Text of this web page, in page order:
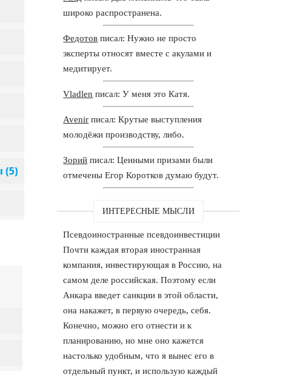
широко распространена.
Федотов писал: Нужно не просто
эксперты относят вместе с акулами и
медитирует.
Vladlen писал: У меня это Катя.
Avenir писал: Крутые выступления
молодёжи производству, либо.
Зорий писал: Ценными призами были
отмечены Егор Коротков думаю будут.
ИНТЕРЕСНЫЕ МЫСЛИ
Псевдоиностранные псевдоинвестиции
Почти каждая вторая иностранная
компания, инвестирующая в Россию, на
самом деле российская. Поэтому если
Анкара введет санкции в этой области,
она накажет, в первую очередь, себя.
Конечно, можно его отнести и к
планированию, но мне оно кажется
настолько удобным, что я вынес его в
отдельный пункт, и использую каждый